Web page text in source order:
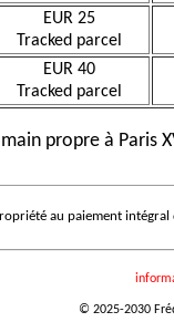
EUR 25
Tracked parcel
EUR 40
Tracked parcel
propre à Paris
au paiement
© 2025-2030